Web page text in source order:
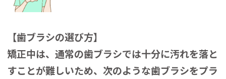
【歯ブラシの選び方】
矯正中は、通常の歯ブラシでは十分に汚れを落と
すことが難しいため、次のような歯ブラシをプラ